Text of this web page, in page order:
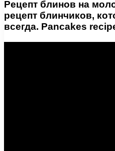
Рецепт блинов на
рецепт блинчиков,
всегда. Pancakes